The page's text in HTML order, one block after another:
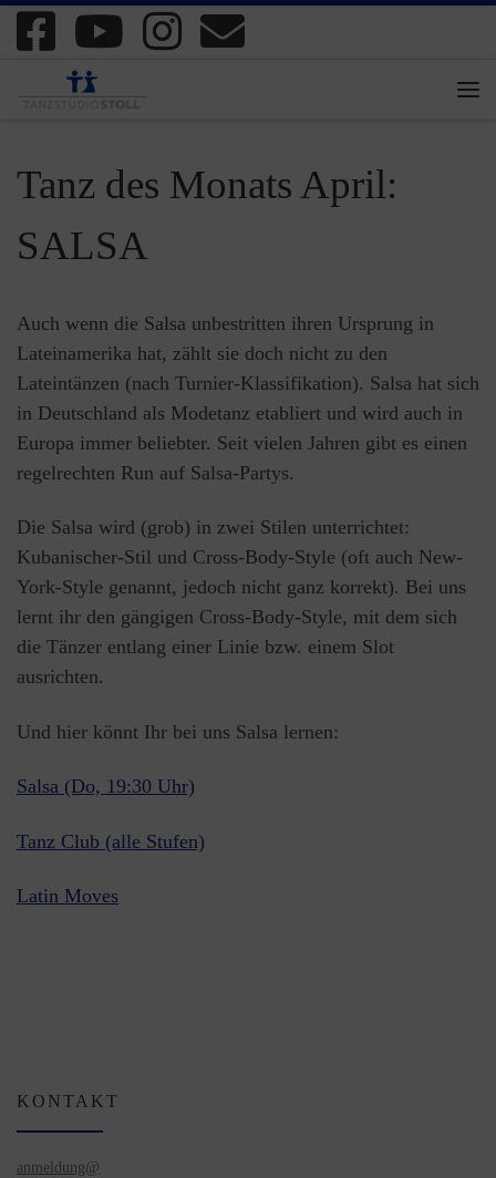
Zum Inhalt springen
Tanz des Monats April:
SALSA
Auch wenn die Salsa unbestritten ihren Ursprung in
Lateinamerika hat, zählt sie doch nicht zu den
Lateintänzen (nach Turnier-Klassifikation). Salsa hat sich
in Deutschland als Modetanz etabliert und wird auch in
Europa immer beliebter. Seit vielen Jahren gibt es einen
regelrechten Run auf Salsa-Partys.
Die Salsa wird (grob) in zwei Stilen unterrichtet:
Kubanischer-Stil und Cross-Body-Style (oft auch New-
York-Style genannt, jedoch nicht ganz korrekt). Bei uns
lernt ihr den gängigen Cross-Body-Style, mit dem sich
die Tänzer entlang einer Linie bzw. einem Slot
ausrichten.
Und hier könnt Ihr bei uns Salsa lernen:
Salsa (Do, 19:30 Uhr)
Tanz Club (alle Stufen)
Latin Moves
KONTAKT
anmeldung@